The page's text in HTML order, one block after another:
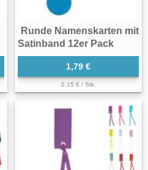
Runde Namenskarten mit
Satinband 12er Pack
1,79 €
0,15 € / Stk.